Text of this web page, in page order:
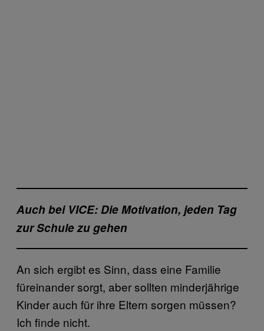
Auch bei VICE: Die Motivation, jeden Tag
zur Schule zu gehen
An sich ergibt es Sinn, dass eine Familie
füreinander sorgt, aber sollten minderjährige
Kinder auch für ihre Eltern sorgen müssen?
Ich finde nicht.